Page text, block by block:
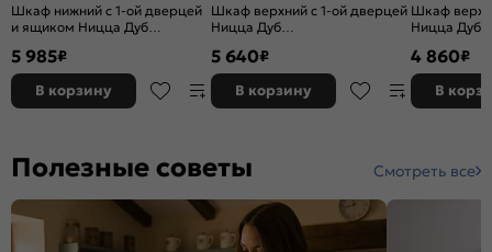
Шкаф нижний с 1-ой дверцей
и ящиком Ницца Дуб
816*300*478
5 985₽
В корзину
Шкаф верхний с 1-ой дверцей
Ницца Дуб
716*500*318
5 640₽
В корзину
Шкаф
Ницца Дуб
716*400*318
4 860₽
В
Полезные советы Смотреть все